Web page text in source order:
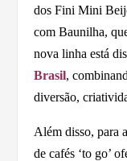
dos Fini Mini
com Baunilha,
nova linha está
Brasil,
diversão,
Além disso, para
de cafés ‘to go’